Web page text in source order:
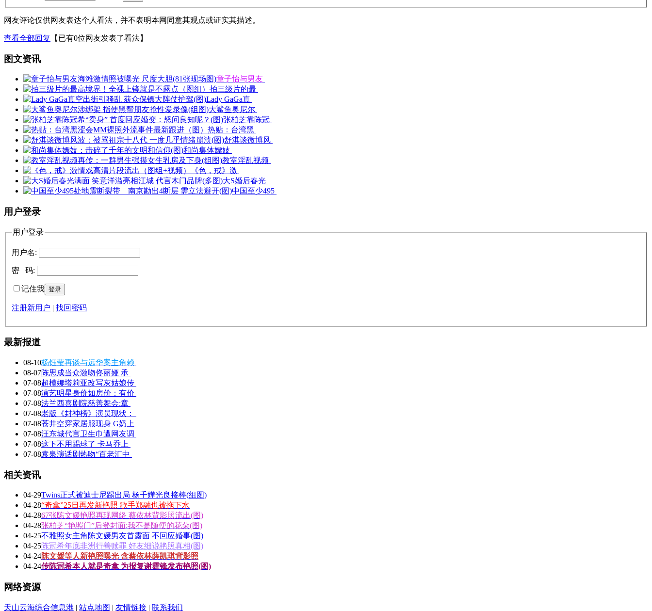
网友评论仅供网友表达个人看法，并不表明本网同意其观点或证实其描述。
查看全部回复 【已有0位网友发表了看法】
图文资讯
章子怡与男友
拍三级片的最
Lady GaGa真
大鲨鱼奥尼尔
张柏芝靠陈冠
热贴：台湾黑
舒淇谈微博风
和尚集体嫖妓
教室淫乱视频
《色，戒》激
大S婚后春光
中国至少495
用户登录
用户登录
用户名:
密 码:
记住我
注册新用户 找回密码
最新报道
08-10杨钰莹再谈与远华案主角赖
08-07陈思成当众激吻佟丽娅 承
07-08超模娜塔莉亚改写灰姑娘传
07-08演艺明星身价如房价：有价
07-08法兰西喜剧院慈善舞会:章
07-08老版《封神榜》演员现状：
07-08苍井空穿家居服现身 G奶上
07-08汪东城代言卫生巾遭网友调
07-08这下不用踢球了 卡马乔上
07-08袁泉演话剧热吻“百老汇中
相关资讯
04-29Twins正式被迪士尼踢出局 杨千嬅光良接棒(组图)
04-28“奇拿”25日再发新艳照 歌手郑融也被拖下水
04-2867张陈文媛艳照再现网络 蔡依林背影照流出(图)
04-28张柏芝“艳照门”后登封面:我不是随便的花朵(图)
04-25不雅照女主角陈文媛男友首露面 不回应婚事(图)
04-25陈冠希年底非洲行善赎罪 好友细说艳照真相(图)
04-24陈文媛等人新艳照曝光 含蔡依林薛凯琪背影照
04-24传陈冠希本人就是奇拿 为报复谢霆锋发布艳照(图)
网络资源
天山云海综合信息港 | 站点地图 | 友情链接 | 联系我们